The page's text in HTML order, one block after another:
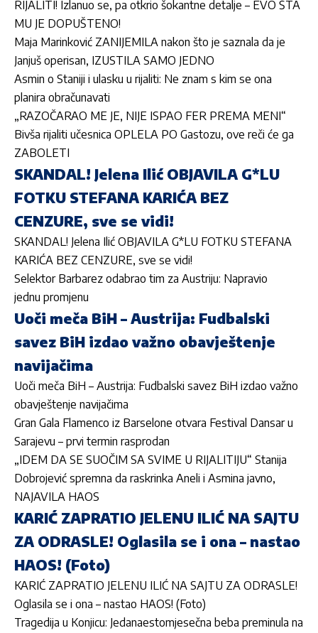
RIJALITI! Izlanuo se, pa otkrio šokantne detalje – EVO ŠTA
MU JE DOPUŠTENO!
Maja Marinković ZANIJEMILA nakon što je saznala da je
Janjuš operisan, IZUSTILA SAMO JEDNO
Asmin o Staniji i ulasku u rijaliti: Ne znam s kim se ona
planira obračunavati
„RAZOČARAO ME JE, NIJE ISPAO FER PREMA MENI“
Bivša rijaliti učesnica OPLELA PO Gastozu, ove reči će ga
ZABOLETI
SKANDAL! Jelena Ilić OBJAVILA G*LU
FOTKU STEFANA KARIĆA BEZ
CENZURE, sve se vidi!
SKANDAL! Jelena Ilić OBJAVILA G*LU FOTKU STEFANA
KARIĆA BEZ CENZURE, sve se vidi!
Selektor Barbarez odabrao tim za Austriju: Napravio
jednu promjenu
Uoči meča BiH – Austrija: Fudbalski
savez BiH izdao važno obavještenje
navijačima
Uoči meča BiH – Austrija: Fudbalski savez BiH izdao važno
obavještenje navijačima
Gran Gala Flamenco iz Barselone otvara Festival Dansar u
Sarajevu – prvi termin rasprodan
„IDEM DA SE SUOČIM SA SVIME U RIJALITIJU“ Stanija
Dobrojević spremna da raskrinka Aneli i Asmina javno,
NAJAVILA HAOS
KARIĆ ZAPRATIO JELENU ILIĆ NA SAJTU
ZA ODRASLE! Oglasila se i ona – nastao
HAOS! (Foto)
KARIĆ ZAPRATIO JELENU ILIĆ NA SAJTU ZA ODRASLE!
Oglasila se i ona – nastao HAOS! (Foto)
Tragedija u Konjicu: Jedanaestomjesečna beba preminula na